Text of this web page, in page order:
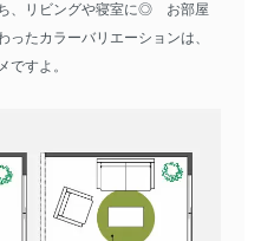
、リビングや寝室に◎ お部屋
たカラーバリエーションは、
ですよ。